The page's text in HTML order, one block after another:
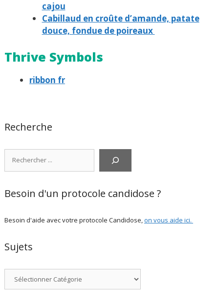
cajou
Cabillaud en croûte d’amande, patate
douce, fondue de poireaux
Thrive Symbols
ribbon fr
Recherche
Besoin d'un protocole candidose ?
Besoin d'aide avec votre protocole Candidose, on vous aide ici.
Sujets